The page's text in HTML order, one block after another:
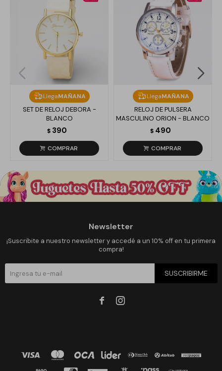
LlegaMAÑANA
SET DE RELOJ DEBORA -
BLANCO
$ 390
LlegaMAÑANA
RELOJ DE PULSERA
MASCULINO ORION - BLANCO
$ 490
Newsletter
¡Suscribite a nuestro newsletter y accedé a un 10% off en tu primera
compra!
SUSCRIBIRME
 